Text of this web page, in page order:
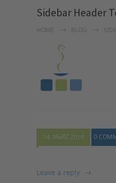
Sidebar Header
HOME BLOG
14. MäRZ 2014 0
Leave a reply